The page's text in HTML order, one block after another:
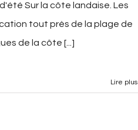
Sur la côte landaise. Les
tout près de la plage de
de la côte [...]
Lire plus